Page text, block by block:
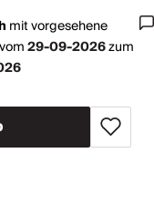
mitvorgesehene
29-09-2026zum